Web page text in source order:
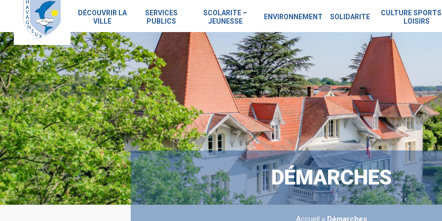
content
DÉCOUVRIR LA
VILLE
SERVICES
PUBLICS
SCOLARITE –
JEUNESSE
ENVIRONNEMENT SOLIDARITE
CULTURE
LOISIRS
DÉMARCHES
Accueil » Démarches